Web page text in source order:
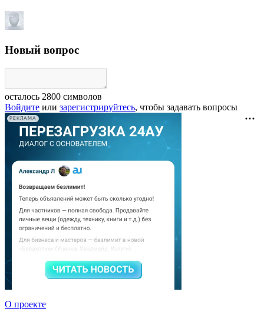
Новый вопрос
осталось 2800 символов
Войдите или зарегистрируйтесь, чтобы задавать вопросы
РЕКЛАМА
О проекте